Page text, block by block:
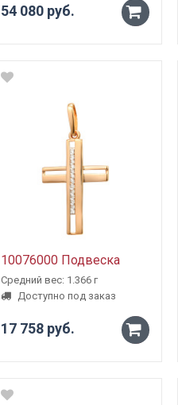
54 080 руб. -
10076000 Подвеска
Средний вес: 1.366 г
Доступно под заказ
17 758 руб. -